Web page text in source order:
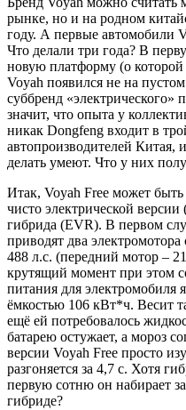
рынке, но и на родном
году. А первые автомобили
Что делали три года? В
новую платформу (о
Voyah появился не на
суббренд «электрического»
значит, что опыта у
никак Dongfeng входит в
автопроизводителей Китая,
делать умеют. Что у них
Итак, Voyah Free может
чисто электрической
гибрида (EVR). В первом
приводят два
488 л.с. (передний мотор –
крутящий момент при этом
питания для электромобиля
ёмкостью 106 кВт*ч. Весит
ещё ей потребовалось
батарею остужает, а мороз
версии Voyah Free просто
разгоняется за 4,7 с. Хотя
первую сотню он набирает
гибриде?